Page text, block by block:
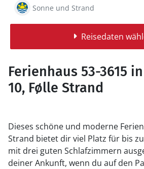
Sonne und Strand
Reisedaten
Ferienhaus 53-3615
10, Følle Strand
Dieses schöne und moderne
Strand bietet dir viel Platz für bis
mit drei guten Schlafzimmern
deiner Ankunft, wenn du auf den